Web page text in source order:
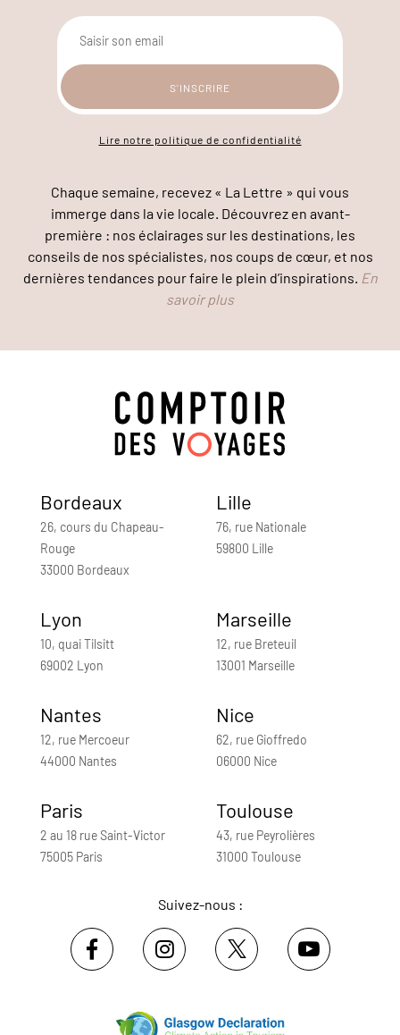
Lire notre politique de confidentialité
Chaque semaine, recevez « La Lettre » qui vous
immerge dans la vie locale. Découvrez en avant-
première : nos éclairages sur les destinations, les
conseils de nos spécialistes, nos coups de cœur, et nos
dernières tendances pour faire le plein d’inspirations. En
savoir plus
Bordeaux
26, cours du Chapeau-
Rouge
33000 Bordeaux
Lille
76, rue Nationale
59800 Lille
Lyon
10, quai Tilsitt
69002 Lyon
Marseille
12, rue Breteuil
13001 Marseille
Nantes
12, rue Mercoeur
44000 Nantes
Nice
62, rue Gioffredo
06000 Nice
Paris
2 au 18 rue Saint-Victor
75005 Paris
Toulouse
43, rue Peyrolières
31000 Toulouse
Suivez-nous :